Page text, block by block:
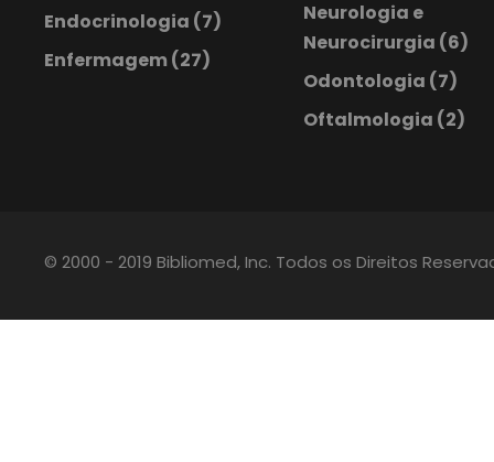
Endocrinologia (7)
Enfermagem(27)
Neurologia e
Neurocirurgia (6)
Odontologia (7)
Oftalmologia (2)
© 2000 - 2019 Bibliomed, Inc. Todos os Direitos